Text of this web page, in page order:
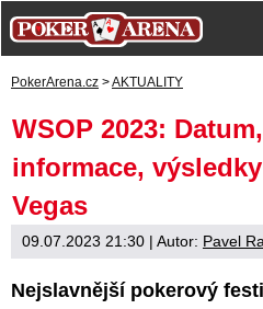
PokerArena.cz >AKTUALITY
WSOP 2023:
informace,
Vegas
09.07.2023 21:30 | Autor: Pavel
Nejslavnější pokerový